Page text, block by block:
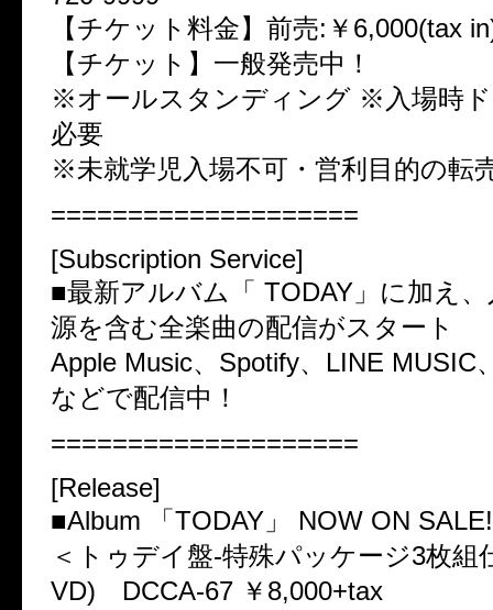
【チケット料金】前売:￥6,000(tax
【チケット】一般発売中！
※オールスタンディング ※入場時
必要
※未就学児入場不可・営利目的の転
====================
[Subscription Service]
■最新アルバム「 TODAY」に加え
源を含む全楽曲の配信がスタート
Apple Music、Spotify、LINE MUSIC
などで配信中！
====================
[Release]
■Album 「TODAY」 NOW ON SALE!
＜トゥデイ盤-特殊パッケージ3枚組
VD) DCCA-67 ￥8,000+tax